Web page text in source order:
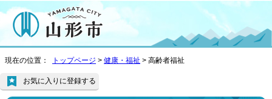
現在の位置： トップページ > 健康・福祉 > 高齢者福祉
お気に入りに登録する